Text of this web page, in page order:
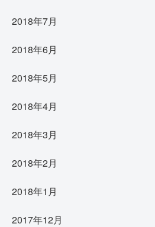
2018年7月
2018年6月
2018年5月
2018年4月
2018年3月
2018年2月
2018年1月
2017年12月